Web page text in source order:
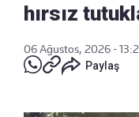
hırsız
06 Ağustos, 2026 -
Paylaş